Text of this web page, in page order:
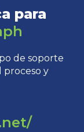
para
de soporte
proceso y